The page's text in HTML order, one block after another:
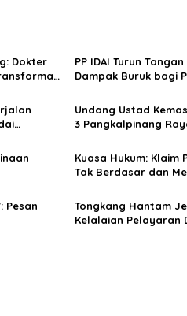
Dokter
PP IDAI Turun
Dampak Buruk bagi
Undang Ustad
3 Pangkalpinang
Kuasa Hukum: Klaim
Tak Berdasar dan
Pesan
Tongkang Hantam
Kelalaian Pelayaran